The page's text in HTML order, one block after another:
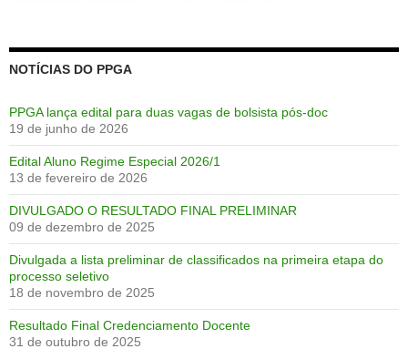
NOTÍCIAS DO PPGA
PPGA lança edital para duas vagas de bolsista pós-doc
19 de junho de 2026
Edital Aluno Regime Especial 2026/1
13 de fevereiro de 2026
DIVULGADO O RESULTADO FINAL PRELIMINAR
09 de dezembro de 2025
Divulgada a lista preliminar de classificados na primeira etapa do
processo seletivo
18 de novembro de 2025
Resultado Final Credenciamento Docente
31 de outubro de 2025